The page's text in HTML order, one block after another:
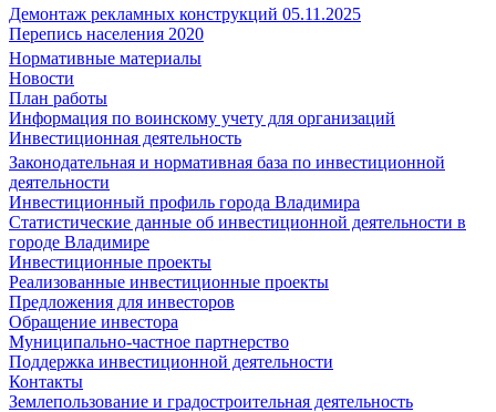
Демонтаж рекламных конструкций 05.11.2025
Перепись населения 2020
Нормативные материалы
Новости
План работы
Информация по воинскому учету для организаций
Инвестиционная деятельность
Законодательная и нормативная база по инвестиционной
деятельности
Инвестиционный профиль города Владимира
Статистические данные об инвестиционной деятельности в
городе Владимире
Инвестиционные проекты
Реализованные инвестиционные проекты
Предложения для инвесторов
Обращение инвестора
Муниципально-частное партнерство
Поддержка инвестиционной деятельности
Контакты
Землепользование и градостроительная деятельность